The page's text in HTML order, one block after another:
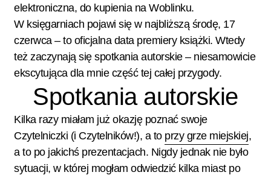
elektroniczna, do kupienia na Woblinku.
W księgarniach pojawi się w najbliższą środę, 17
czerwca – to oficjalna data premiery książki. Wtedy
też zaczynają się spotkania autorskie – niesamowicie
ekscytująca dla mnie część tej całej przygody.
Spotkania autorskie
Kilka razy miałam już okazję poznać swoje
Czytelniczki (i Czytelników!), a to przy grze miejskiej,
a to po jakichś prezentacjach. Nigdy jednak nie było
sytuacji, w której mogłam odwiedzić kilka miast po